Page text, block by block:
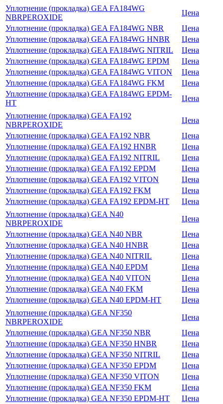
Уплотнение (прокладка) GEA FA184WG
NBRPEROXIDE
Цена
Уплотнение (прокладка) GEA FA184WG NBR
Цена
Уплотнение (прокладка) GEA FA184WG HNBR
Цена
Уплотнение (прокладка) GEA FA184WG NITRIL
Цена
Уплотнение (прокладка) GEA FA184WG EPDM
Цена
Уплотнение (прокладка) GEA FA184WG VITON
Цена
Уплотнение (прокладка) GEA FA184WG FKM
Цена
Уплотнение (прокладка) GEA FA184WG EPDM-
HT
Цена
Уплотнение (прокладка) GEA FA192
NBRPEROXIDE
Цена
Уплотнение (прокладка) GEA FA192 NBR
Цена
Уплотнение (прокладка) GEA FA192 HNBR
Цена
Уплотнение (прокладка) GEA FA192 NITRIL
Цена
Уплотнение (прокладка) GEA FA192 EPDM
Цена
Уплотнение (прокладка) GEA FA192 VITON
Цена
Уплотнение (прокладка) GEA FA192 FKM
Цена
Уплотнение (прокладка) GEA FA192 EPDM-HT
Цена
Уплотнение (прокладка) GEA N40
NBRPEROXIDE
Цена
Уплотнение (прокладка) GEA N40 NBR
Цена
Уплотнение (прокладка) GEA N40 HNBR
Цена
Уплотнение (прокладка) GEA N40 NITRIL
Цена
Уплотнение (прокладка) GEA N40 EPDM
Цена
Уплотнение (прокладка) GEA N40 VITON
Цена
Уплотнение (прокладка) GEA N40 FKM
Цена
Уплотнение (прокладка) GEA N40 EPDM-HT
Цена
Уплотнение (прокладка) GEA NF350
NBRPEROXIDE
Цена
Уплотнение (прокладка) GEA NF350 NBR
Цена
Уплотнение (прокладка) GEA NF350 HNBR
Цена
Уплотнение (прокладка) GEA NF350 NITRIL
Цена
Уплотнение (прокладка) GEA NF350 EPDM
Цена
Уплотнение (прокладка) GEA NF350 VITON
Цена
Уплотнение (прокладка) GEA NF350 FKM
Цена
Уплотнение (прокладка) GEA NF350 EPDM-HT
Цена